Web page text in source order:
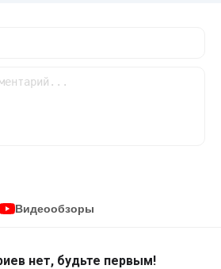
Видеообзоры
нет, будьте первым!